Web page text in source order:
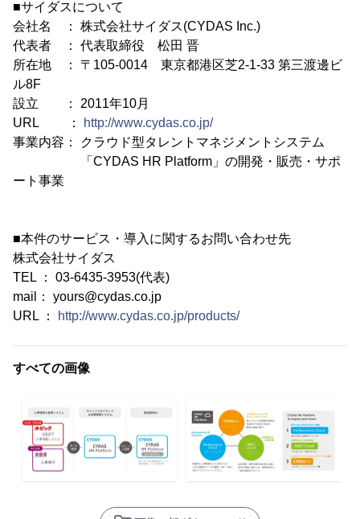
■サイダスについて
会社名 ： 株式会社サイダス(CYDAS Inc.)
代表者 ： 代表取締役 松田 晋
所在地 ： 〒105-0014 東京都港区芝2-1-33 第三渡邊ビ
ル8F
設立 ： 2011年10月
URL ：
http://www.cydas.co.jp/
事業内容： クラウド型タレントマネジメントシステム
「CYDAS HR Platform」の開発・販売・サポ
ート事業
■本件のサービス・導入に関するお問い合わせ先
株式会社サイダス
TEL ： 03-6435-3953(代表)
mail： yours@cydas.co.jp
URL ：
http://www.cydas.co.jp/products/
すべての画像